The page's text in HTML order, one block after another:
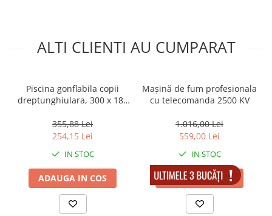
ALTI CLIENTI AU CUMPARAT
Piscina gonflabila copii
dreptunghiulara, 300 x 180
355,88 Lei
254,15 Lei
IN STOC
ADAUGA IN COS
Mașină de fum profesionala
cu telecomanda 2500 KV
1.016,00 Lei
559,00 Lei
IN STOC
ADAUGA IN COS